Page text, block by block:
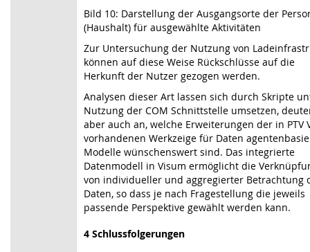
Bild 10: Darstellung der Ausgangsorte der
(Haushalt) für ausgewählte Aktivitäten
Zur Untersuchung der Nutzung von
können auf diese Weise Rückschlüsse auf die
Herkunft der Nutzer gezogen werden.
Analysen dieser Art lassen sich durch Skripte
Nutzung der COM Schnittstelle umsetzen,
aber auch an, welche Erweiterungen der in PTV
vorhandenen Werkzeige für Daten
Modelle wünschenswert sind. Das integrierte
Datenmodell in Visum ermöglicht die
von individueller und aggregierter Betrachtung
Daten, so dass je nach Fragestellung die jeweils
passende Perspektive gewählt werden kann.
4 Schlussfolgerungen